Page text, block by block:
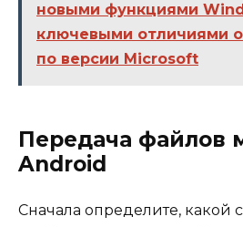
новыми функциями
ключевыми отличиями
по версии Microsoft
Передача файлов
Android
Сначала определите, какой